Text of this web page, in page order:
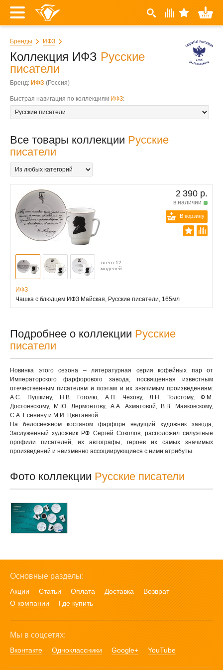
Бренды ИФЗ
Коллекция ИФЗ Русские
писатели
Бренд: ИФЗ (Россия)
Быстрая навигация по коллекциям ИФЗ:
Все товары коллекции Русские
писатели
2 390 р.
в наличии
В корзину
всего 12
моделей
ИФЗ
Чашка с блюдцем ИФЗ Майская, Русские писатели, 165мл
Подробнее о коллекции Русские
писатели
Новинка этого сезона – литературная серия кофейных пар от
Императорского фарфорового завода, посвященная известным
отечественным писателям и поэтам и их значимым произведениям:
А.С. Пушкину, Н.В. Гоголю, А.П. Чехову, Л.Н. Толстому, Ф.М.
Достоевскому, М.Ю. Лермонтову, А.А. Ахматовой, В.В. Маяковскому,
С.А. Есенину и М.И. Цветаевой.
На белоснежном костяном фарфоре ведущий художник завода,
Заслуженный художник РФ Сергей Соколов, расположил силуэтные
профили писателей, их автографы, героев их самых значимых
произведений и неизменно ассоциирующиеся с ними атрибуты.
Фото коллекции Русские писатели
Основные разделы:
Акции Статьи Оплата Доставка
Возврат
О компании
Где купить
Мы в соцсетях:
Вконтакте Одноклассники Google+ YouTube